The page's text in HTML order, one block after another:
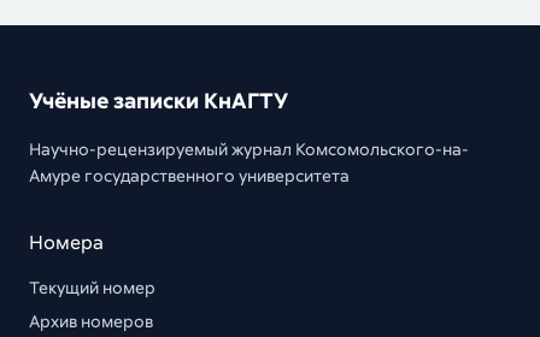
Учёные записки КнАГТУ
Научно-рецензируемый журнал Комсомольского-на-
Амуре государственного университета
Номера
Текущий номер
Архив номеров